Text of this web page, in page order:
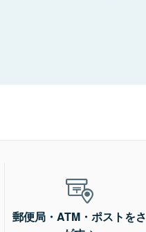
郵便局・ATM・ポストをさ